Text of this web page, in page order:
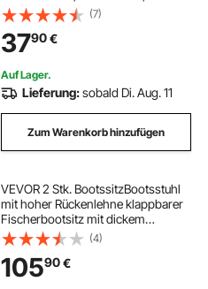
selbstklebender Bodenbelag, 14400
cm² großer Marineteppich für
Boote, Yachten, Pontons,
Kajakdecks
(7)
3790€
Auf Lager.
Lieferung:sobald Di. Aug. 11
Zum Warenkorb hinzufügen
VEVOR 2 Stk. BootssitzBootsstuhl
mit hoher Rückenlehne klappbarer
Fischerbootsitz mit dickem
Schwammkissen & PU-Leder,
Scharniere aus
Aluminiumlegierung, für Boote
Yachten Schiffe, Tarnfarbe
(4)
10590€